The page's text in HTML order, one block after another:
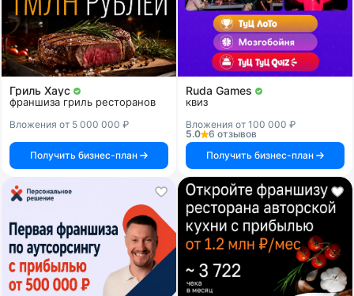
Гриль Хаус
франшиза гриль ресторанов
Вложения от 5 000 000 ₽
Получить бизнес-план
Ruda Games
квиз
Вложения от 100 000 ₽
5.0
6 отзывов
Получить бизнес-план